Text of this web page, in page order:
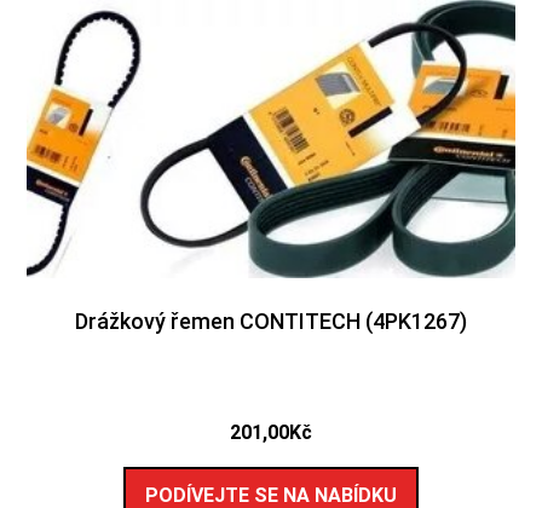
Drážkový řemen CONTITECH (4PK1267)
201,00Kč
PODÍVEJTE SE NA NABÍDKU